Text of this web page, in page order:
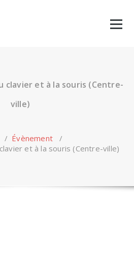
clavier et à la souris (Centre-
ville)
/ Évènement /
et à la souris (Centre-ville)